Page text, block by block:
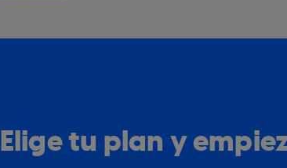
Elige tu plan y